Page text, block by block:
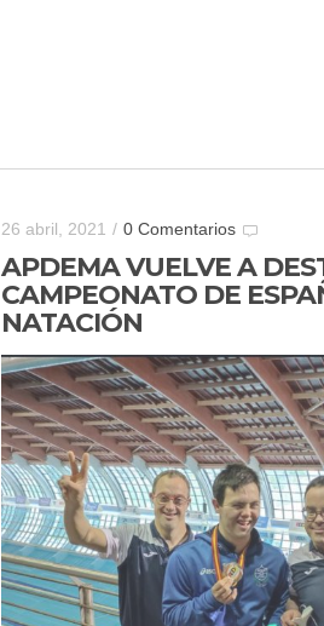
26 abril, 2021 / 0 Comentarios
APDEMA VUELVE A
CAMPEONATO DE
NATACIÓN